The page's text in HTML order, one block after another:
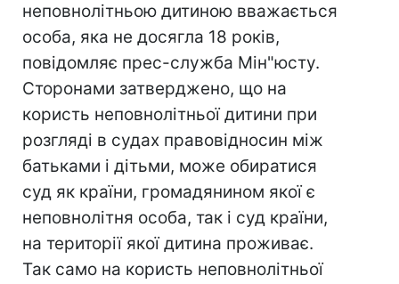
неповнолітньою дитиною вважається
особа, яка не досягла 18 років,
повідомляє прес-служба Мін"юсту.
Сторонами затверджено, що на
користь неповнолітньої дитини при
розгляді в судах правовідносин між
батьками і дітьми, може обиратися
суд як країни, громадянином якої є
неповнолітня особа, так і суд країни,
на території якої дитина проживає.
Так само на користь неповнолітньої